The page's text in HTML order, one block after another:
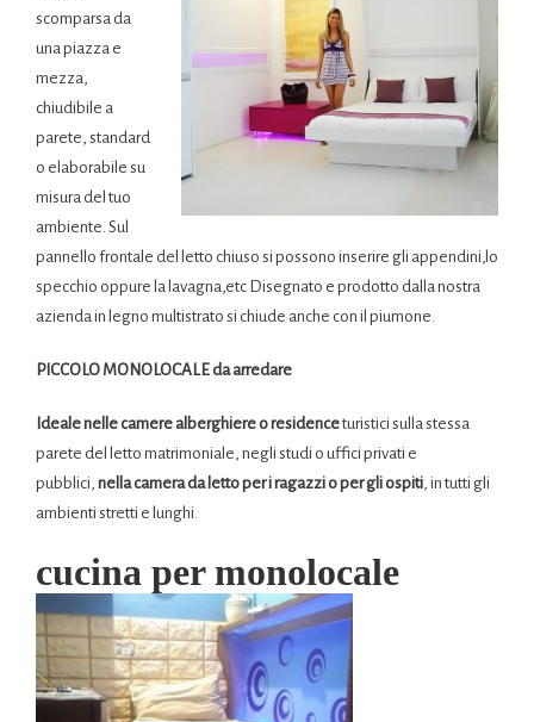
scomparsa da
una piazza e
mezza,
chiudibile a
parete, standard
o elaborabile su
misura del tuo
ambiente. Sul
pannello frontale del letto chiuso si possono inserire gli appendini,lo
specchio oppure la lavagna,etc Disegnato e prodotto dalla nostra
azienda in legno multistrato si chiude anche con il piumone.
PICCOLO MONOLOCALE da arredare
Ideale nelle camere alberghiere o residenceturistici sulla stessa
parete del letto matrimoniale, negli studi o uffici privati e
pubblici, nella camera da letto per i ragazzi o per gli ospiti, in tutti gli
ambienti stretti e lunghi.
cucina per monolocale